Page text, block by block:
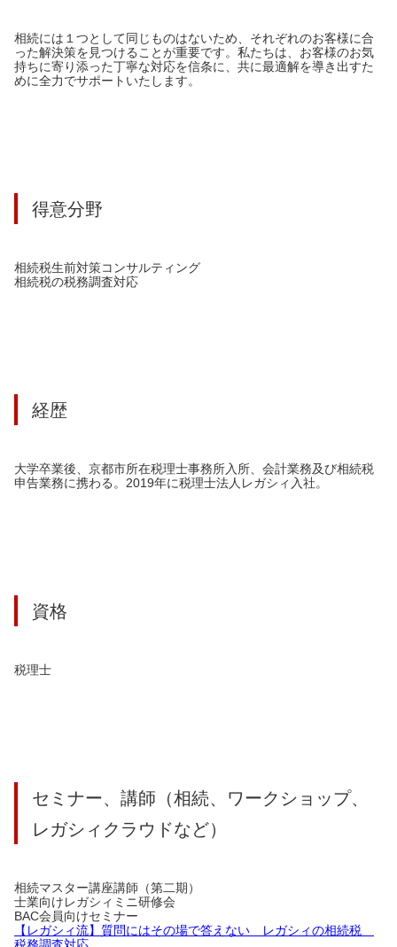
相続には１つとして同じものはないため、それぞれのお客様に合
った解決策を見つけることが重要です。私たちは、お客様のお気
持ちに寄り添った丁寧な対応を信条に、共に最適解を導き出すた
めに全力でサポートいたします。
得意分野
相続税生前対策コンサルティング
相続税の税務調査対応
経歴
大学卒業後、京都市所在税理士事務所入所、会計業務及び相続税
申告業務に携わる。2019年に税理士法人レガシィ入社。
資格
税理士
セミナー、講師（相続、ワークショップ、
レガシィクラウドなど）
相続マスター講座講師（第二期）
士業向けレガシィミニ研修会
BAC会員向けセミナー
【レガシィ流】質問にはその場で答えない レガシィの相続税
税務調査対応